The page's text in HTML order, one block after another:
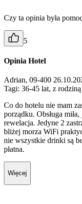
Czy ta opinia była
5
Opinia Hotel
Adrian, 09-400
Tagi: 36-45 lat, z rodziną
Co do hotelu nie mam
porządku. Obsługa
rewelacja. Jedyne 2
bliżej morza WiFi
nie wszystkie drinki są
płatna.
Więcej